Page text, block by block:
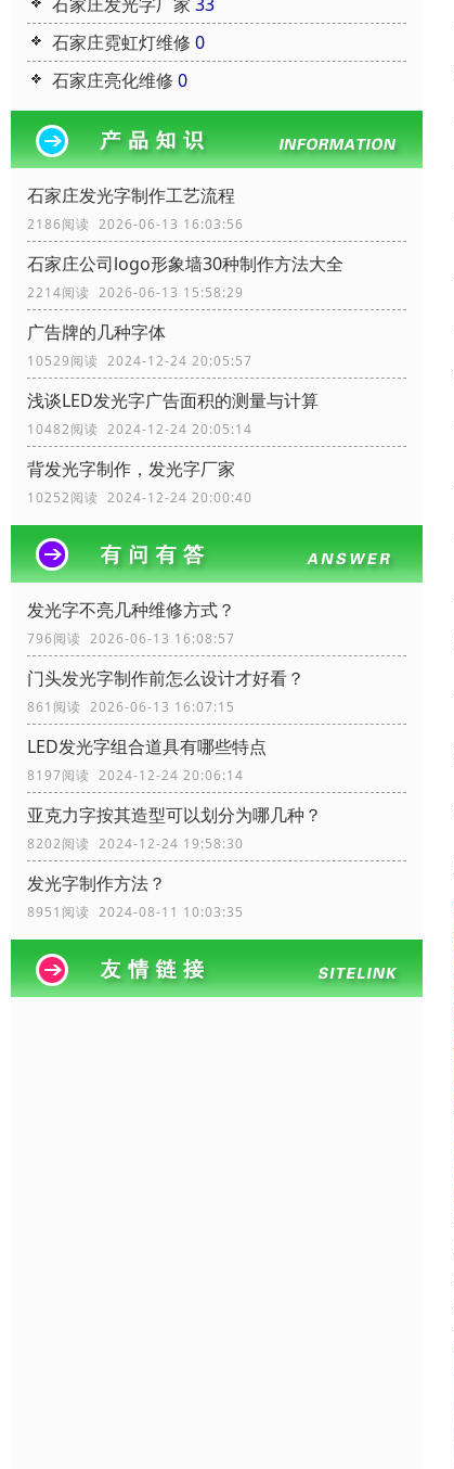
石家庄霓虹灯维修 0
石家庄亮化维修 0
石家庄发光字制作工艺流程
2186阅读 2026-06-13 16:03:56
石家庄公司logo形象墙30种制作方法大全
2214阅读 2026-06-13 15:58:29
广告牌的几种字体
10529阅读 2024-12-24 20:05:57
浅谈LED发光字广告面积的测量与计算
10482阅读 2024-12-24 20:05:14
背发光字制作，发光字厂家
10252阅读 2024-12-24 20:00:40
发光字不亮几种维修方式？
796阅读 2026-06-13 16:08:57
门头发光字制作前怎么设计才好看？
861阅读 2026-06-13 16:07:15
LED发光字组合道具有哪些特点
8197阅读 2024-12-24 20:06:14
亚克力字按其造型可以划分为哪几种？
8202阅读 2024-12-24 19:58:30
发光字制作方法？
8951阅读 2024-08-11 10:03:35